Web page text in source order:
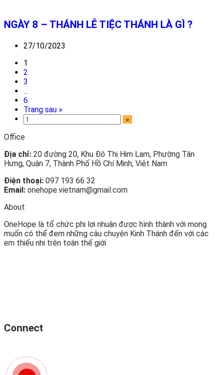
NGÀY 8 – THÁNH LỄ TIỆC THÁNH LÀ GÌ ?
27/10/2023
1
2
3
…
6
Trang sau »
Office
Địa chỉ: 20 đường 20, Khu Đô Thị Him Lam, Phường Tân
Hưng, Quận 7, Thành Phố Hồ Chí Minh, Việt Nam
Điện thoại: 097 193 66 32
Email: onehope.vietnam@gmail.com
About
OneHope là tổ chức phi lợi nhuận được hình thành với mong
muốn có thể đem những câu chuyện Kinh Thánh đến với các
em thiếu nhi trên toàn thế giới
Connect